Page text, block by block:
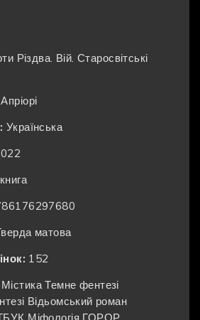
Різдва. Вій. Старосвітські
Апріорі
Українська
матова
152
Містика Темне фентезі
Відьомський роман